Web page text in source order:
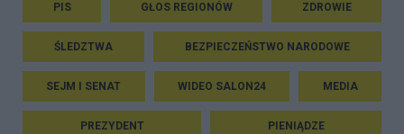
PIS GŁOS REGIONÓW ZDROWIE
ŚLEDZTWA BEZPIECZEŃSTWO NARODOWE
SEJM I SENAT WIDEO SALON24 MEDIA
PREZYDENT PIENIĄDZE